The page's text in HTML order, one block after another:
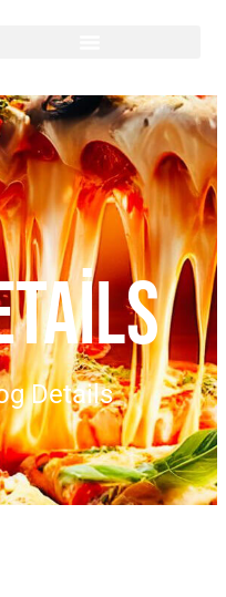
Details